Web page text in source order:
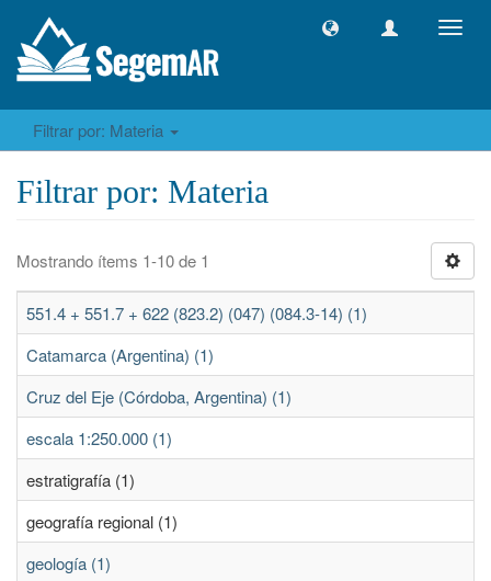
Filtrar por: Materia
Filtrar por: Materia
Mostrando ítems 1-10 de 1
551.4 + 551.7 + 622 (823.2) (047) (084.3-14) (1)
Catamarca (Argentina) (1)
Cruz del Eje (Córdoba, Argentina) (1)
escala 1:250.000 (1)
estratigrafía (1)
geografía regional (1)
geología (1)